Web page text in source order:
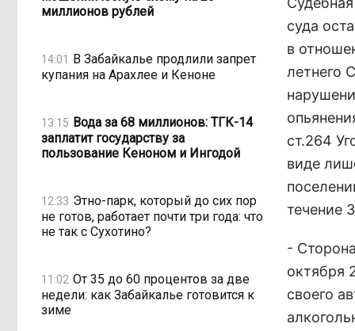
миллионов рублей
14:01 В Забайкалье продлили запрет
купания на Арахлее и Кеноне
13:15 Вода за 68 миллионов: ТГК-14
заплатит государству за
пользование Кеноном и Ингодой
12:33 Этно-парк, который до сих пор
не готов, работает почти три года: что
не так с Сухотино?
11:02 От 35 до 60 процентов за две
недели: как Забайкалье готовится к
зиме
суда
в
летнего
ст.264
виде
течение
-
октября
своего